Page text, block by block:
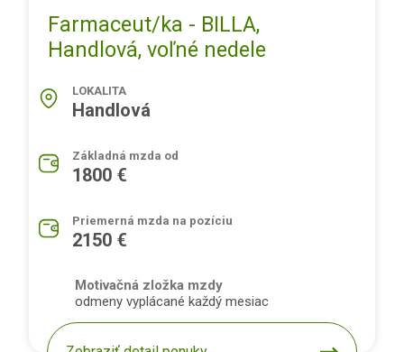
Farmaceut/ka - BILLA,
Handlová, voľné nedele
LOKALITA
Handlová
Základná mzda od
1800 €
Priemerná mzda na pozíciu
2150 €
Motivačná zložka mzdy
odmeny vyplácané každý mesiac